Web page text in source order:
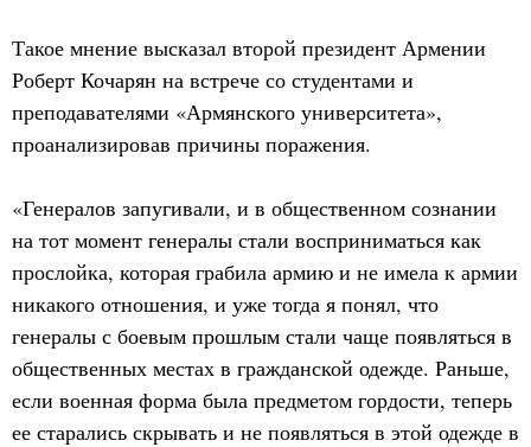
Такое мнение высказал второй президент Армении
Роберт Кочарян на встрече со студентами и
преподавателями «Армянского университета»,
проанализировав причины поражения.
«Генералов запугивали, и в общественном сознании
на тот момент генералы стали восприниматься как
прослойка, которая грабила армию и не имела к армии
никакого отношения, и уже тогда я понял, что
генералы с боевым прошлым стали чаще появляться в
общественных местах в гражданской одежде. Раньше,
если военная форма была предметом гордости, теперь
ее старались скрывать и не появляться в этой одежде в